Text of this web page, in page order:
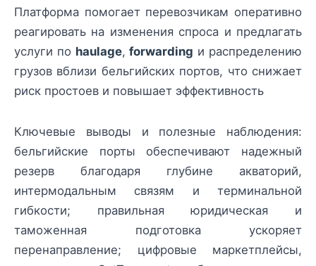
Платформа помогает перевозчикам оперативно
реагировать на изменения спроса и предлагать
услуги по haulage,forwarding и распределению
грузов вблизи бельгийских портов, что снижает
риск простоев и повышает эффективность
Ключевые выводы и полезные наблюдения:
бельгийские порты обеспечивают надежный
резерв благодаря глубине акваторий,
интермодальным связям и терминальной
гибкости; правильная юридическая и
таможенная подготовка ускоряет
перенаправление; цифровые маркетплейсы,